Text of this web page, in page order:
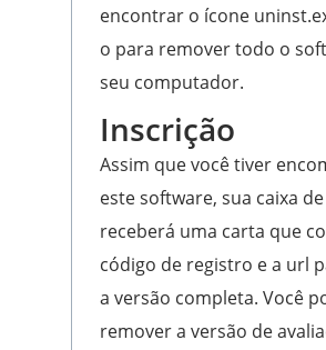
encontrar o ícone
o para remover todo o
seu computador.
Inscrição
Assim que você tiver
este software, sua caixa
receberá uma carta que
código de registro e a url
a versão completa. Você
remover a versão de